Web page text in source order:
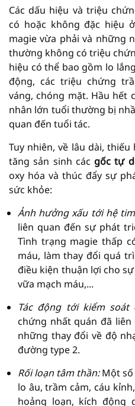
Các dấu hiệu và triệu
có hoặc không đặc hiệu
magie vừa phải và những
thường không có triệu
hiệu có thể bao gồm lo
động, các triệu chứng
váng, chóng mặt. Hầu hết
nhân lớn tuổi thường bị
quan đến tuổi tác.
Tuy nhiên, về lâu dài,
tăng sản sinh cácgốc tự
oxy hóa và thúc đẩy sự
sức khỏe:
Ảnh hưởng xấu tới hệ
liên quan đến sự phát
Tình trạng magie thấp
máu, làm thay đổi quá
điều kiện thuận lợi cho
vữa mạch máu,...
Tác động tới kiểm soát
chứng nhất quán đã
những thay đổi về độ
đường type 2.
Rối loạn tâm thần:Một số
lo âu, trầm cảm, cáu
hoảng loạn, kích động